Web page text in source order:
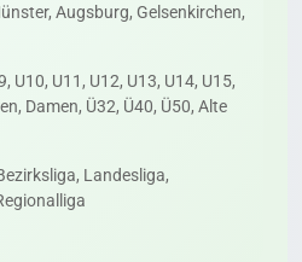
Augsburg, Gelsenkirchen,
U10, U11, U12, U13, U14, U15,
Damen, Ü32, Ü40, Ü50, Alte
Landesliga,